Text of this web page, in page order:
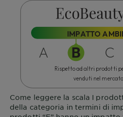
IMPATTO
Rispetto ad altri prodotti
venduti nel
Come leggere la scala I
della categoria in termini di